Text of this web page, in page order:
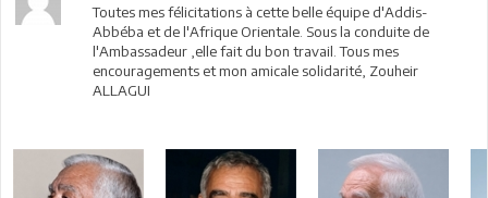
Toutes mes félicitations à cette belle équipe d'Addis-
Abbéba et de l'Afrique Orientale. Sous la conduite de
l'Ambassadeur ,elle fait du bon travail. Tous mes
encouragements et mon amicale solidarité, Zouheir
ALLAGUI